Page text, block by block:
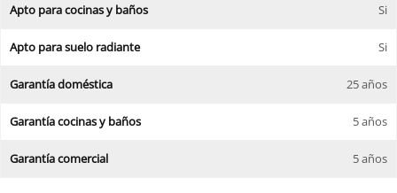
Apto para cocinas y baños Si
Apto para suelo radiante Si
Garantía doméstica 25 años
Garantía cocinas y baños 5 años
Garantía comercial 5 años